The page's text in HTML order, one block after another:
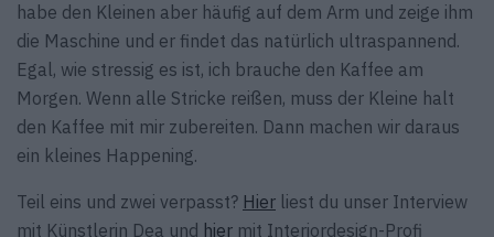
habe den Kleinen aber häufig auf dem Arm und zeige ihm
die Maschine und er findet das natürlich ultraspannend.
Egal, wie stressig es ist, ich brauche den Kaffee am
Morgen. Wenn alle Stricke reißen, muss der Kleine halt
den Kaffee mit mir zubereiten. Dann machen wir daraus
ein kleines Happening.
Teil eins und zwei verpasst? Hier liest du unser Interview
mit Künstlerin Dea und hier mit Interiordesign-Profi